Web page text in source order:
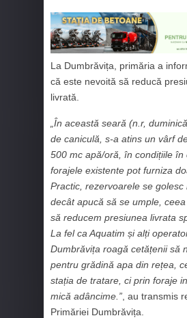
La Dumbrăvița, primăria a
că este nevoită să reducă
livrată.
„În această seară (n.r,
de caniculă, s-a atins un vârf
500 mc apă/oră, în condițiile în
forajele existente pot furniza
Practic, rezervoarele se golesc
decât apucă să se umple,
să reducem presiunea livrata
La fel ca Aquatim și alți
Dumbrăvița roagă cetățenii să
pentru grădină apa din rețea,
stația de tratare, ci prin foraje
mică adâncime.” , au transmis
Primăriei Dumbrăvița.